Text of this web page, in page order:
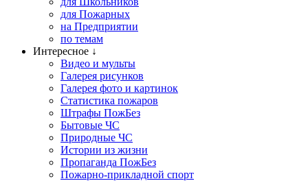
для Пожарных
на Предприятии
по темам
Интересное ↓
Видео и мульты
Галерея рисунков
Галерея фото и картинок
Статистика пожаров
Штрафы ПожБез
Бытовые ЧС
Природные ЧС
Истории из жизни
Пропаганда ПожБез
Пожарно-прикладной спорт